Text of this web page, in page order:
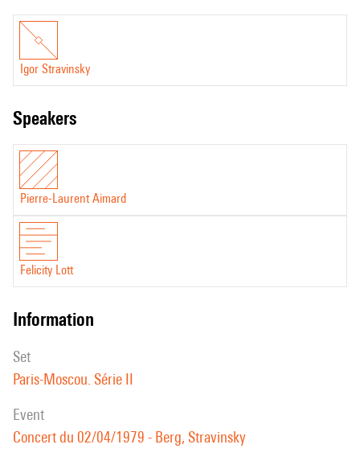
Igor Stravinsky
speakers
Pierre-Laurent Aimard
Felicity Lott
information
set
Paris-Moscou. Série II
event
Concert du 02/04/1979 - Berg, Stravinsky